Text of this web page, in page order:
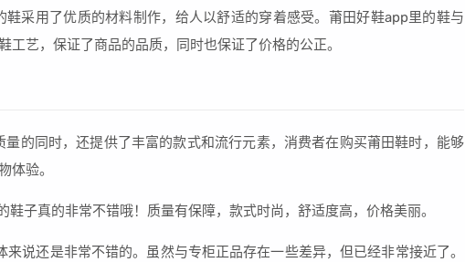
采用了优质的材料制作，给人以舒适的穿着感受。莆田好鞋app里的鞋与
艺，保证了商品的品质，同时也保证了价格的公正。
的同时，还提供了丰富的款式和流行元素，消费者在购买莆田鞋时，能够
体验。
子真的非常不错哦！质量有保障，款式时尚，舒适度高，价格美丽。
说还是非常不错的。虽然与专柜正品存在一些差异，但已经非常接近了。